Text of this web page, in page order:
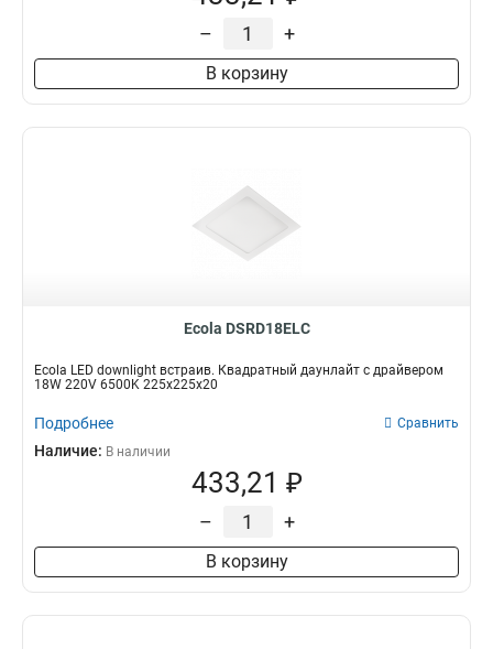
– +
В корзину
Ecola DSRD18ELC
Ecola LED downlight встраив. Квадратный даунлайт с драйвером
18W 220V 6500K 225x225x20
Подробнее Сравнить
Наличие: В наличии
433,21 ₽
– +
В корзину